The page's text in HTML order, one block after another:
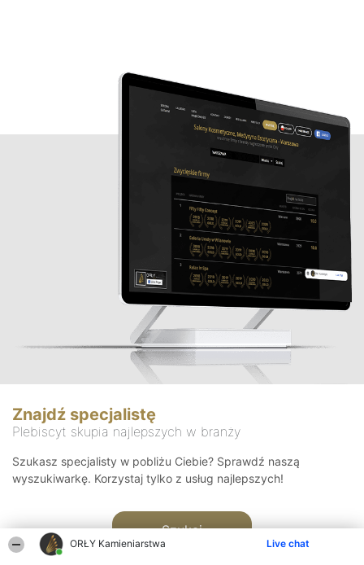
ORŁY Kamieniarstwa Live chat
Znajdź specjalistę
Plebiscyt skupia najlepszych w branży
Szukasz specjalisty w pobliżu Ciebie? Sprawdź naszą
wyszukiwarkę. Korzystaj tylko z usług najlepszych!
Szukaj